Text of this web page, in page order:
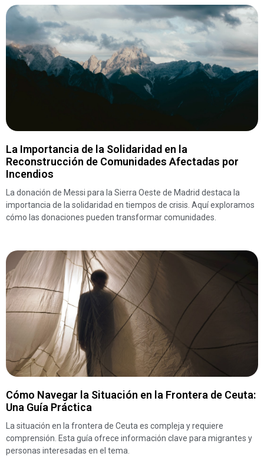
La Importancia de la Solidaridad en la
Reconstrucción de Comunidades Afectadas por
Incendios
La donación de Messi para la Sierra Oeste de Madrid destaca la
importancia de la solidaridad en tiempos de crisis. Aquí exploramos
cómo las donaciones pueden transformar comunidades.
Cómo Navegar la Situación en la Frontera de Ceuta:
Una Guía Práctica
La situación en la frontera de Ceuta es compleja y requiere
comprensión. Esta guía ofrece información clave para migrantes y
personas interesadas en el tema.